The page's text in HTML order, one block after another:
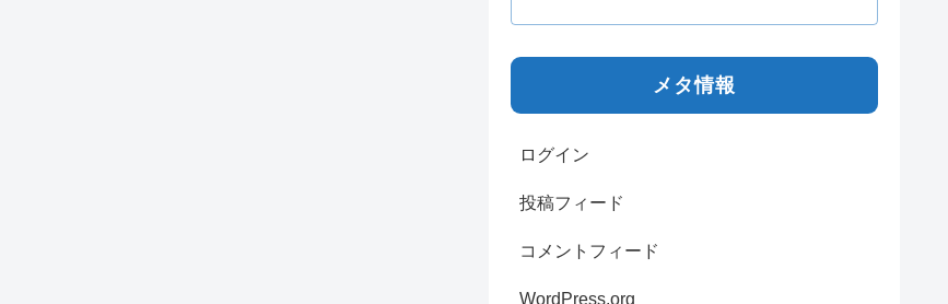
メタ情報
ログイン
投稿フィード
コメントフィード
WordPress.org